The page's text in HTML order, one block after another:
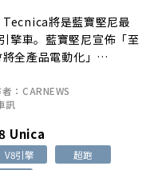
將是藍寶堅尼最
擎車。藍寶堅尼宣佈「至
全產品電動化」…
： CARNEWS
訊
Unica
V8引擎
超跑